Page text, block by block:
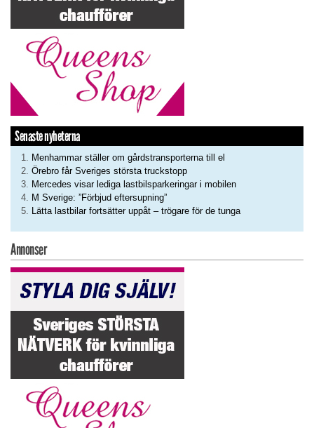
Senaste nyheterna
Menhammar ställer om gårdstransporterna till el
Örebro får Sveriges största truckstopp
Mercedes visar lediga lastbilsparkeringar i mobilen
M Sverige: ”Förbjud eftersupning”
Lätta lastbilar fortsätter uppåt – trögare för de tunga
Annonser